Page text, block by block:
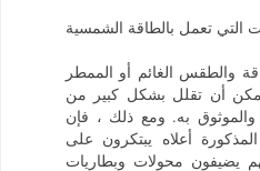
التي تعمل بالطاقة الشمسية
والطقس الغائم أو الممطر
أن تقلل بشكل كبير من
والموثوق به. ومع ذلك ، فإن
المذكورة أعلاه يبتكرون على
يضيفون محولات وبطاريات